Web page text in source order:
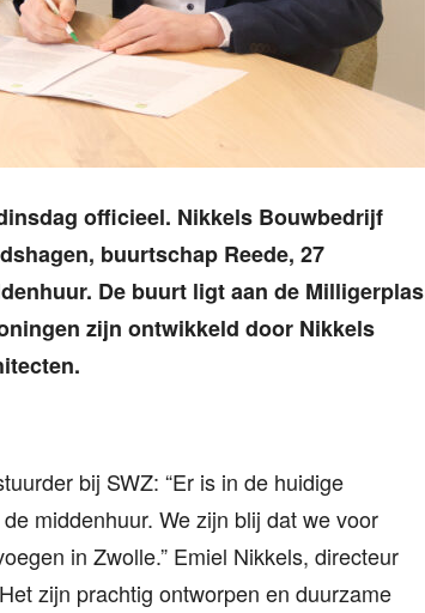
officieel. Nikkels Bouwbedrijf
buurtschap Reede, 27
De buurt ligt aan de Milligerplas
zijn ontwikkeld door Nikkels
bij SWZ: “Er is in de huidige
middenhuur. We zijn blij dat we voor
in Zwolle.” Emiel Nikkels, directeur
zijn prachtig ontworpen en duurzame